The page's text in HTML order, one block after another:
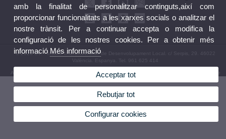
© 2026 UV. - Institut Interuniversitari de Desenvolupament Local. c/ Serpis, 29. 46022
València. Espanya. Tel. 961 625 414
Avís legal Política privacitat|Cookies| Bústia de contacte
amb la finalitat de personalitzar continguts,així com
proporcionar funcionalitats a les xarxes socials o analitzar el
nostre trànsit. Per a continuar accepta o modifica la
configuració de les nostres cookies. Per a obtenir més
informació Més informació
Acceptar tot
Rebutjar tot
Configurar cookies